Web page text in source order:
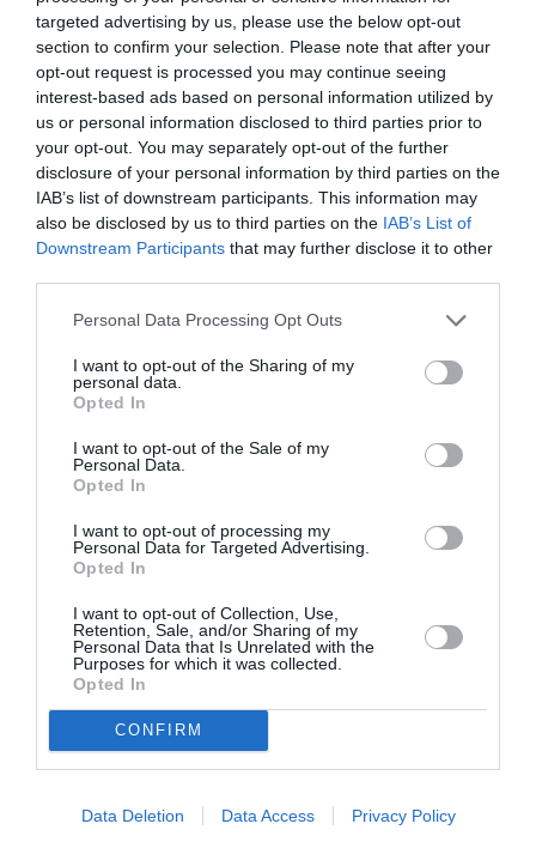
targeted advertising by us, please use the below opt-out
section to confirm your selection. Please note that after your
opt-out request is processed you may continue seeing
interest-based ads based on personal information utilized by
us or personal information disclosed to third parties prior to
your opt-out. You may separately opt-out of the further
disclosure of your personal information by third parties on the
IAB’s list of downstream participants. This information may
also be disclosed by us to third parties on the IAB’s List of
Downstream Participants that may further disclose it to other
Personal Data Processing Opt Outs
I want to opt-out of the Sharing of my
personal data.
Opted In
I want to opt-out of the Sale of my
Personal Data.
Opted In
I want to opt-out of processing my
Personal Data for Targeted Advertising.
Opted In
I want to opt-out of Collection, Use,
Retention, Sale, and/or Sharing of my
Personal Data that Is Unrelated with the
Purposes for which it was collected.
Opted In
CONFIRM
Data Deletion Data Access Privacy Policy
LAISSER UN COMMENTAIRE
FAIRE UN DON
Appel aux lecteurs !
Soutenez Air Journal participezà son
développement !
NOUS SOUTENIR
DERNIERS COMMENTAIRES
Kylea commenté l'article :
SWISS : la rentabilité relance le débat sur son
autonomie au sein de Lufthansa Group
NDRa commenté l'article :